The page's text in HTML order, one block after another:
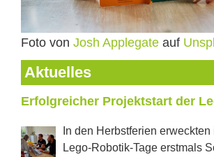
Foto von Josh Applegate auf
Aktuelles
Erfolgreicher Projektstart der
In den Herbstferien
Lego-Robotik-Tage erstmals